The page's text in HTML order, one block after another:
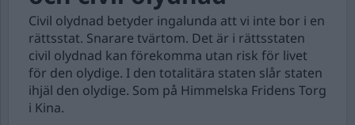
Civil olydnad betyder ingalunda att vi inte bor i en
rättsstat. Snarare tvärtom. Det är i rättsstaten
civil olydnad kan förekomma utan risk för livet
för den olydige. I den totalitära staten slår staten
ihjäl den olydige. Som på Himmelska Fridens Torg
i Kina.